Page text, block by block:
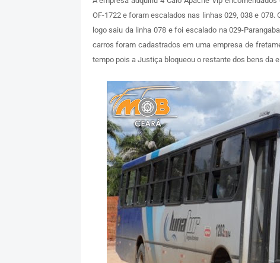
OF-1722 e foram escalados nas linhas 029, 038 e
logo saiu da linha 078 e foi escalado na 029-
carros foram cadastrados em uma empresa de
tempo pois a Justiça bloqueou o restante dos bens da